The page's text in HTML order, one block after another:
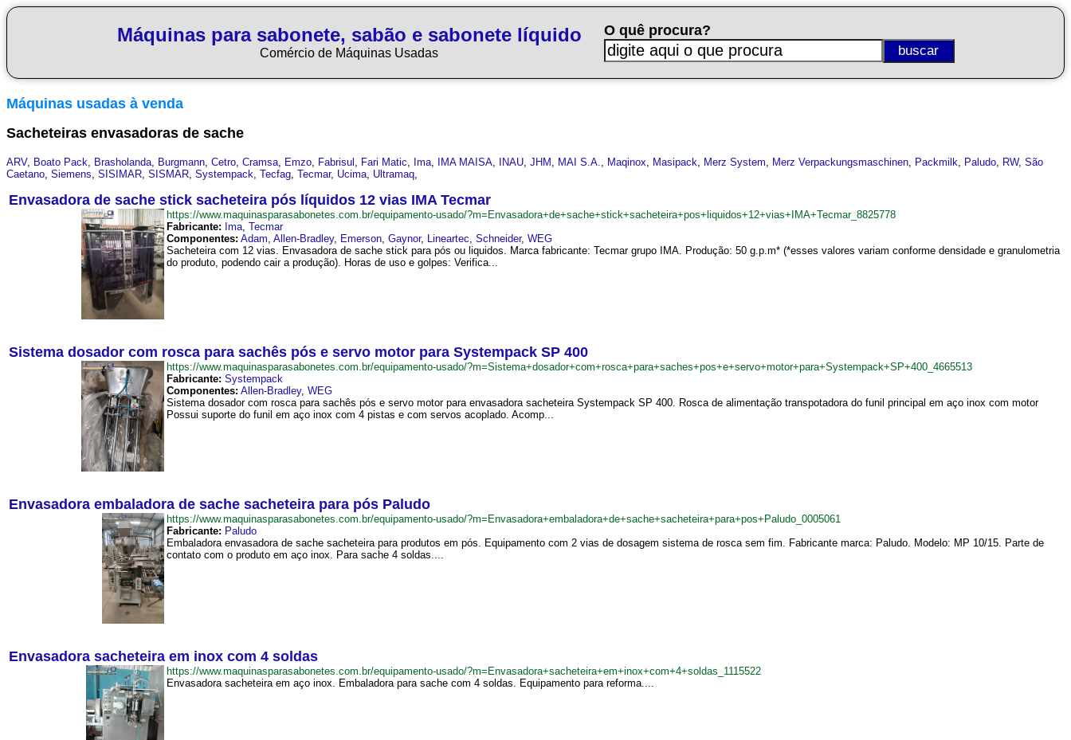
Máquinas para sabonete, sabão e sabonete líquido
Comércio de Máquinas Usadas
O quê procura?
Máquinas usadas à venda
Sacheteiras envasadoras de sache
ARV, Boato Pack, Brasholanda, Burgmann, Cetro, Cramsa, Emzo, Fabrisul , Fari Matic, Ima, IMA MAISA, INAU, JHM , MAI S.A., Maqinox, Masipack, Merz System, Merz Verpackungsmaschinen, Packmilk, Paludo, RW, São
Caetano, Siemens, SISIMAR, SISMAR, Systempack, Tecfag, Tecmar, Ucima, Ultramaq,
Envasadora de sache stick sacheteira pós líquidos 12 vias IMA Tecmar
https://www.maquinasparasabonetes.com.br/equipamento-usado/?m=Envasadora+de+sache+stick+sacheteira+pos+liquidos+12+vias+IMA+Tecmar_8825778
Fabricante: Ima, Tecmar
Componentes: Adam, Allen-Bradley, Emerson, Gaynor, Lineartec, Schneider, WEG
Sacheteira com 12 vias. Envasadora de sache stick para pós ou liquidos. Marca fabricante: Tecmar grupo IMA. Produção: 50 g.p.m* (*esses valores variam conforme densidade e granulometria
do produto, podendo cair a produção). Horas de uso e golpes: Verifica...
Sistema dosador com rosca para sachês pós e servo motor para Systempack SP 400
https://www.maquinasparasabonetes.com.br/equipamento-usado/?m=Sistema+dosador+com+rosca+para+saches+pos+e+servo+motor+para+Systempack+SP+400_4665513
Fabricante: Systempack
Componentes: Allen-Bradley, WEG
Sistema dosador com rosca para sachês pós e servo motor para envasadora sacheteira Systempack SP 400. Rosca de alimentação transpotadora do funil principal em aço inox com motor
Possui suporte do funil em aço inox com 4 pistas e com servos acoplado. Acomp...
Envasadora embaladora de sache sacheteira para pós Paludo
https://www.maquinasparasabonetes.com.br/equipamento-usado/?m=Envasadora+embaladora+de+sache+sacheteira+para+pos+Paludo_0005061
Fabricante: Paludo
Embaladora envasadora de sache sacheteira para produtos em pós. Equipamento com 2 vias de dosagem sistema de rosca sem fim. Fabricante marca: Paludo. Modelo: MP 10/15. Parte de
contato com o produto em aço inox. Para sache 4 soldas....
Envasadora sacheteira em inox com 4 soldas
https://www.maquinasparasabonetes.com.br/equipamento-usado/?m=Envasadora+sacheteira+em+inox+com+4+soldas_1115522
Envasadora sacheteira em aço inox. Embaladora para sache com 4 soldas. Equipamento para reforma....